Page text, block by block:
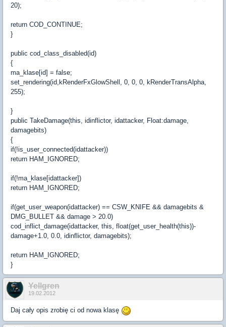
20);
return COD_CONTINUE;
}
public cod_class_disabled(id)
{
ma_klase[id] = false;
set_rendering(id,kRenderFxGlowShell, 0, 0, 0, kRenderTransAlpha,
255);
}
public TakeDamage(this, idinflictor, idattacker, Float:damage,
damagebits)
{
if(!is_user_connected(idattacker))
return HAM_IGNORED;
if(!ma_klase[idattacker])
return HAM_IGNORED;
if(get_user_weapon(idattacker) == CSW_KNIFE && damagebits &
DMG_BULLET && damage > 20.0)
cod_inflict_damage(idattacker, this, float(get_user_health(this))-
damage+1.0, 0.0, idinflictor, damagebits);
return HAM_IGNORED;
}
Yellgren
19.02.2012
Daj cały opis zrobię ci od nowa klasę